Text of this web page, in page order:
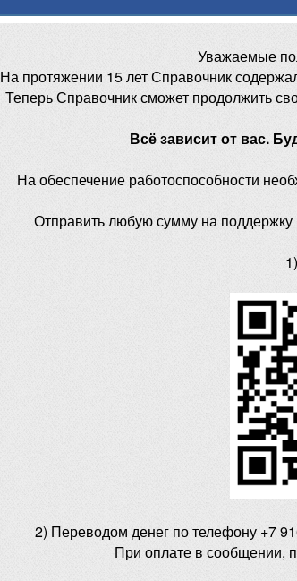
Уважаемые
На протяжении 15 лет Справочник
Теперь Справочник сможет продолжить
Всё зависит от вас.
На обеспечение работоспособности
Отправить любую сумму на
2) Переводом денег по телефону +7
При оплате в сообщении,